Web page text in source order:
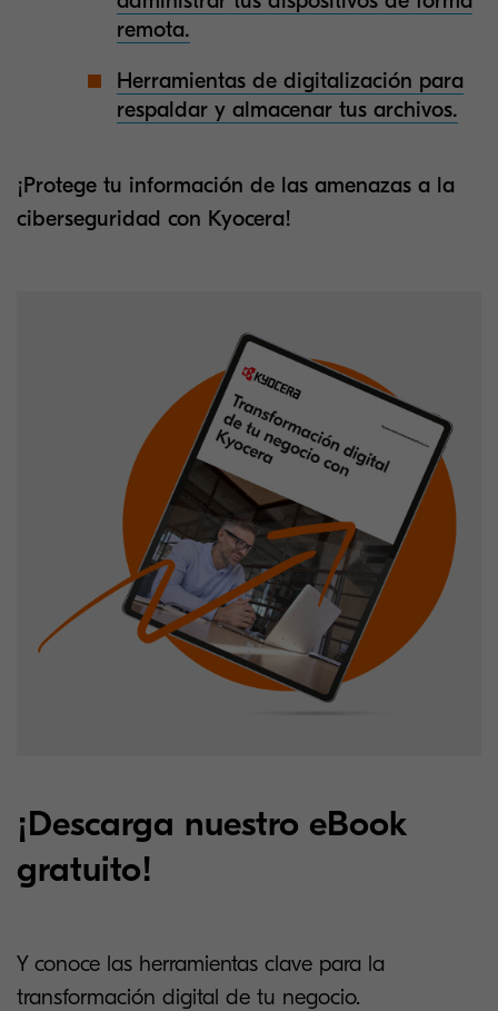
remota.
Herramientas de digitalización para
respaldar y almacenar tus archivos.
¡Protege tu información de las amenazas a la
ciberseguridad con Kyocera!
¡Descarga nuestro eBook
gratuito!
Y conoce las herramientas clave para la
transformación digital de tu negocio.